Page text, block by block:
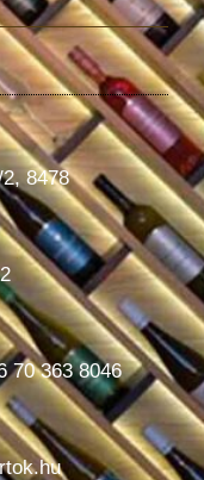
8478
70 363 8046